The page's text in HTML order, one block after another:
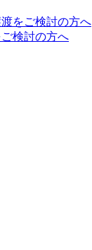
をご検討の方へ
検討の方へ